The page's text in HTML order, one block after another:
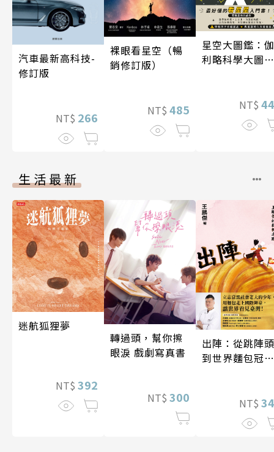
汽車最新高科技-
修訂版
NT$ 266
裸眼看星空（暢
銷修訂版）
NT$ 485
星空大圖鑑：伽
利略科學大圖鑑
NT$
生活最新
迷航狐狸夢
NT$ 392
轉過頭，幫你擦
眼淚 戲劇寫真書
NT$ 300
出陣：從跳陣頭
到世界麵包冠
NT$